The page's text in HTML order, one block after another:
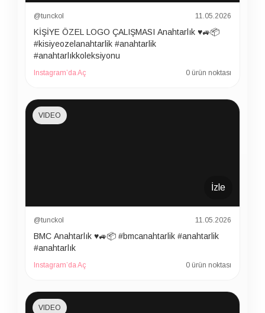
@tunckol 11.05.2026
KİŞİYE ÖZEL LOGO ÇALIŞMASI Anahtarlık ♥️🚙📦
#kisiyeozelanahtarlik #anahtarlik
#anahtarlıkkoleksiyonu
Instagram’da Aç 0 ürün noktası
İzle
VIDEO
@tunckol 11.05.2026
BMC Anahtarlık ♥️🚙📦 #bmcanahtarlik #anahtarlik
#anahtarlık
Instagram’da Aç 0 ürün noktası
VIDEO